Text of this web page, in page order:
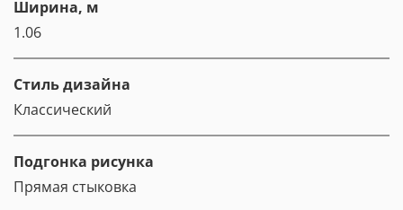
Ширина, м
1.06
Стиль дизайна
Классический
Подгонка рисунка
Прямая стыковка